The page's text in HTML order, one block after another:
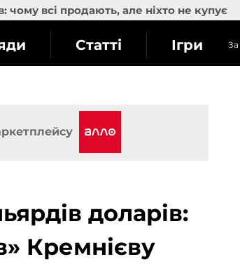
всі продають, але ніхто не купує
Статті Ігри За
доларів:
Кремнієву